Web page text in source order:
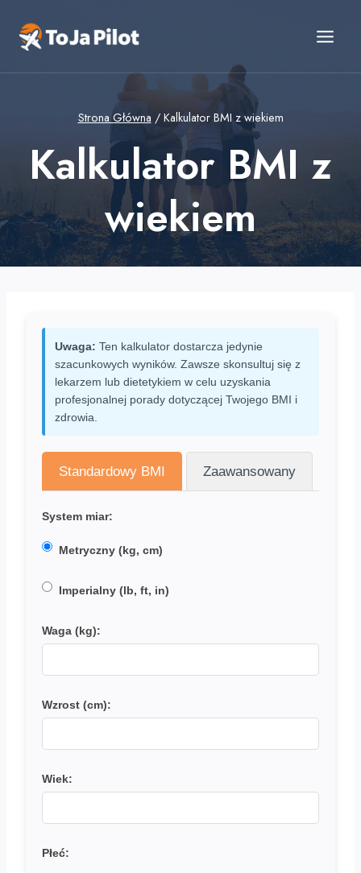
treści
Strona Główna / Kalkulator BMI z wiekiem
Kalkulator BMI z
wiekiem
Uwaga: Ten kalkulator dostarcza jedynie
szacunkowych wyników. Zawsze skonsultuj się z
lekarzem lub dietetykiem w celu uzyskania
profesjonalnej porady dotyczącej Twojego BMI i
zdrowia.
Standardowy BMI Zaawansowany
System miar:
Metryczny (kg, cm)
Imperialny (lb, ft, in)
Waga (kg):
Wzrost (cm):
Wiek:
Płeć: